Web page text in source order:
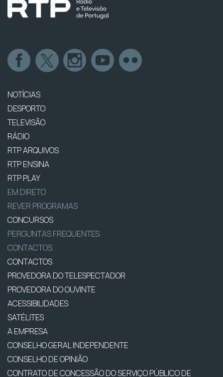
NOTÍCIAS
DESPORTO
TELEVISÃO
RÁDIO
RTP ARQUIVOS
RTP ENSINA
RTP PLAY
EM DIRETO
REVER PROGRAMAS
CONCURSOS
PERGUNTAS FREQUENTES
CONTACTOS
CONTACTOS
PROVEDORA DO TELESPECTADOR
PROVEDORA DO OUVINTE
ACESSIBILIDADES
SATÉLITES
A EMPRESA
CONSELHO GERAL INDEPENDENTE
CONSELHO DE OPINIÃO
CONTRATO DE CONCESSÃO DO SERVIÇO PÚBLICO DE